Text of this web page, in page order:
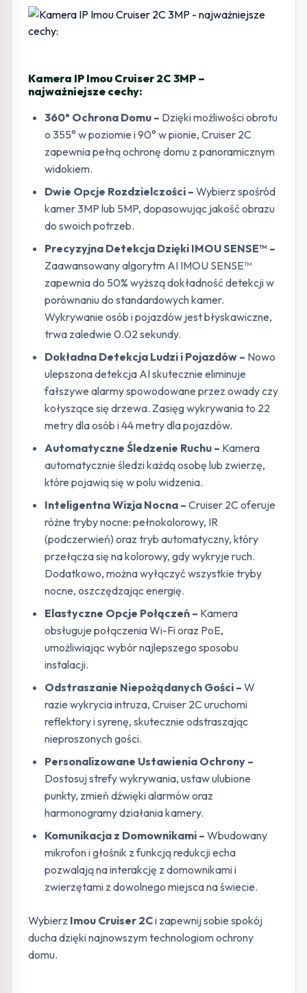
Kamera IP Imou Cruiser 2C 3MP –
najważniejsze cechy:
360° Ochrona Domu – Dzięki możliwości obrotu
o 355° w poziomie i 90° w pionie, Cruiser 2C
zapewnia pełną ochronę domu z panoramicznym
widokiem.
Dwie Opcje Rozdzielczości – Wybierz spośród
kamer 3MP lub 5MP, dopasowując jakość obrazu
do swoich potrzeb.
Precyzyjna Detekcja Dzięki IMOU SENSE™ –
Zaawansowany algorytm AI IMOU SENSE™
zapewnia do 50% wyższą dokładność detekcji w
porównaniu do standardowych kamer.
Wykrywanie osób i pojazdów jest błyskawiczne,
trwa zaledwie 0.02 sekundy.
Dokładna Detekcja Ludzi i Pojazdów – Nowo
ulepszona detekcja AI skutecznie eliminuje
fałszywe alarmy spowodowane przez owady czy
kołyszące się drzewa. Zasięg wykrywania to 22
metry dla osób i 44 metry dla pojazdów.
Automatyczne Śledzenie Ruchu – Kamera
automatycznie śledzi każdą osobę lub zwierzę,
które pojawią się w polu widzenia.
Inteligentna Wizja Nocna – Cruiser 2C oferuje
różne tryby nocne: pełnokolorowy, IR
(podczerwień) oraz tryb automatyczny, który
przełącza się na kolorowy, gdy wykryje ruch.
Dodatkowo, można wyłączyć wszystkie tryby
nocne, oszczędzając energię.
Elastyczne Opcje Połączeń – Kamera
obsługuje połączenia Wi-Fi oraz PoE,
umożliwiając wybór najlepszego sposobu
instalacji.
Odstraszanie Niepożądanych Gości – W
razie wykrycia intruza, Cruiser 2C uruchomi
reflektory i syrenę, skutecznie odstraszając
nieproszonych gości.
Personalizowane Ustawienia Ochrony –
Dostosuj strefy wykrywania, ustaw ulubione
punkty, zmień dźwięki alarmów oraz
harmonogramy działania kamery.
Komunikacja z Domownikami – Wbudowany
mikrofon i głośnik z funkcją redukcji echa
pozwalają na interakcję z domownikami i
zwierzętami z dowolnego miejsca na świecie.
Wybierz Imou Cruiser 2Ci zapewnij sobie spokój
ducha dzięki najnowszym technologiom ochrony
domu.